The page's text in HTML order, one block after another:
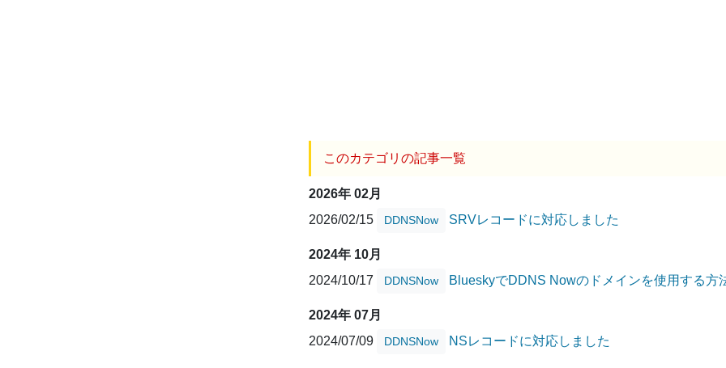
このカテゴリの記事一覧
2026年 02月
2026/02/15
DDNSNow SRVレコードに対応しました
2024年 10月
2024/10/17
DDNSNow BlueskyでDDNS Nowのドメインを使用する方
2024年 07月
2024/07/09
DDNSNow NSレコードに対応しました